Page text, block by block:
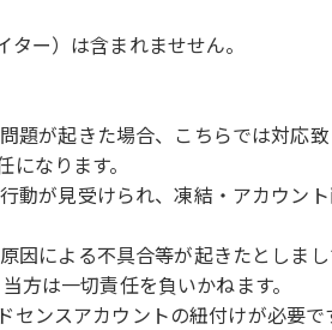
ー）は含まれませせん。
が起きた場合、こちらでは対応
なります。
動が見受けられ、凍結・アカウン
による不具合等が起きたとしま
方は一切責任を負いかねます。
ンスアカウントの紐付けが必要で